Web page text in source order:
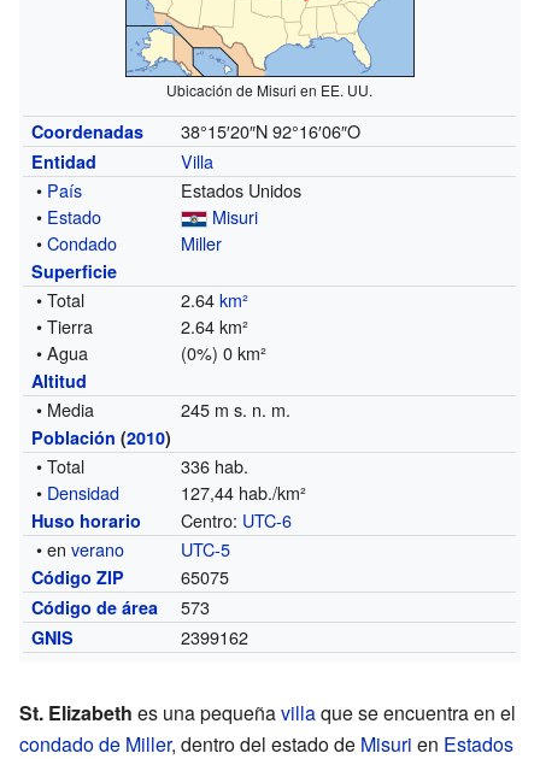
Ubicación de Misuri en EE. UU.
Coordenadas 38°15′20″N 92°16′06″O
Entidad
Villa
• País
Estados Unidos
• Estado
Misuri
•Condado Miller
Superficie
• Total 2.64km²
• Tierra
2.64 km²
• Agua
(0%) 0 km²
Altitud
• Media 245 m s. n. m.
Población (2010)
• Total
336 hab.
• Densidad 127,44 hab./km²
Huso horario Centro: UTC-6
• enverano UTC-5
Código ZIP 65075
Código de área 573
GNIS 2399162
St. Elizabeth es una pequeñavillaque se encuentra en el
condado de Miller, dentro del estado de Misuri en Estados